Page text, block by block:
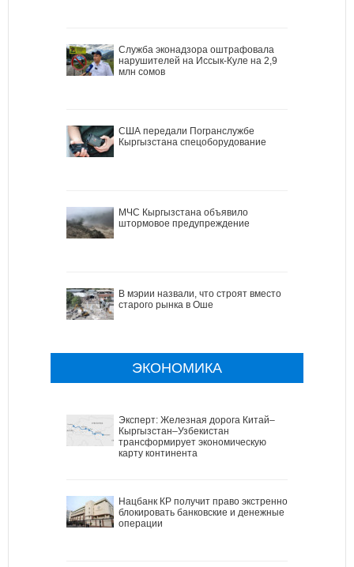
Служба эконадзора оштрафовала
нарушителей на Иссык-Куле на 2,9
млн сомов
США передали Погранслужбе
Кыргызстана спецоборудование
МЧС Кыргызстана объявило
штормовое предупреждение
В мэрии назвали, что строят вместо
старого рынка в Оше
ЭКОНОМИКА
Эксперт: Железная дорога Китай–
Кыргызстан–Узбекистан
трансформирует экономическую
карту континента
Нацбанк КР получит право экстренно
блокировать банковские и денежные
операции